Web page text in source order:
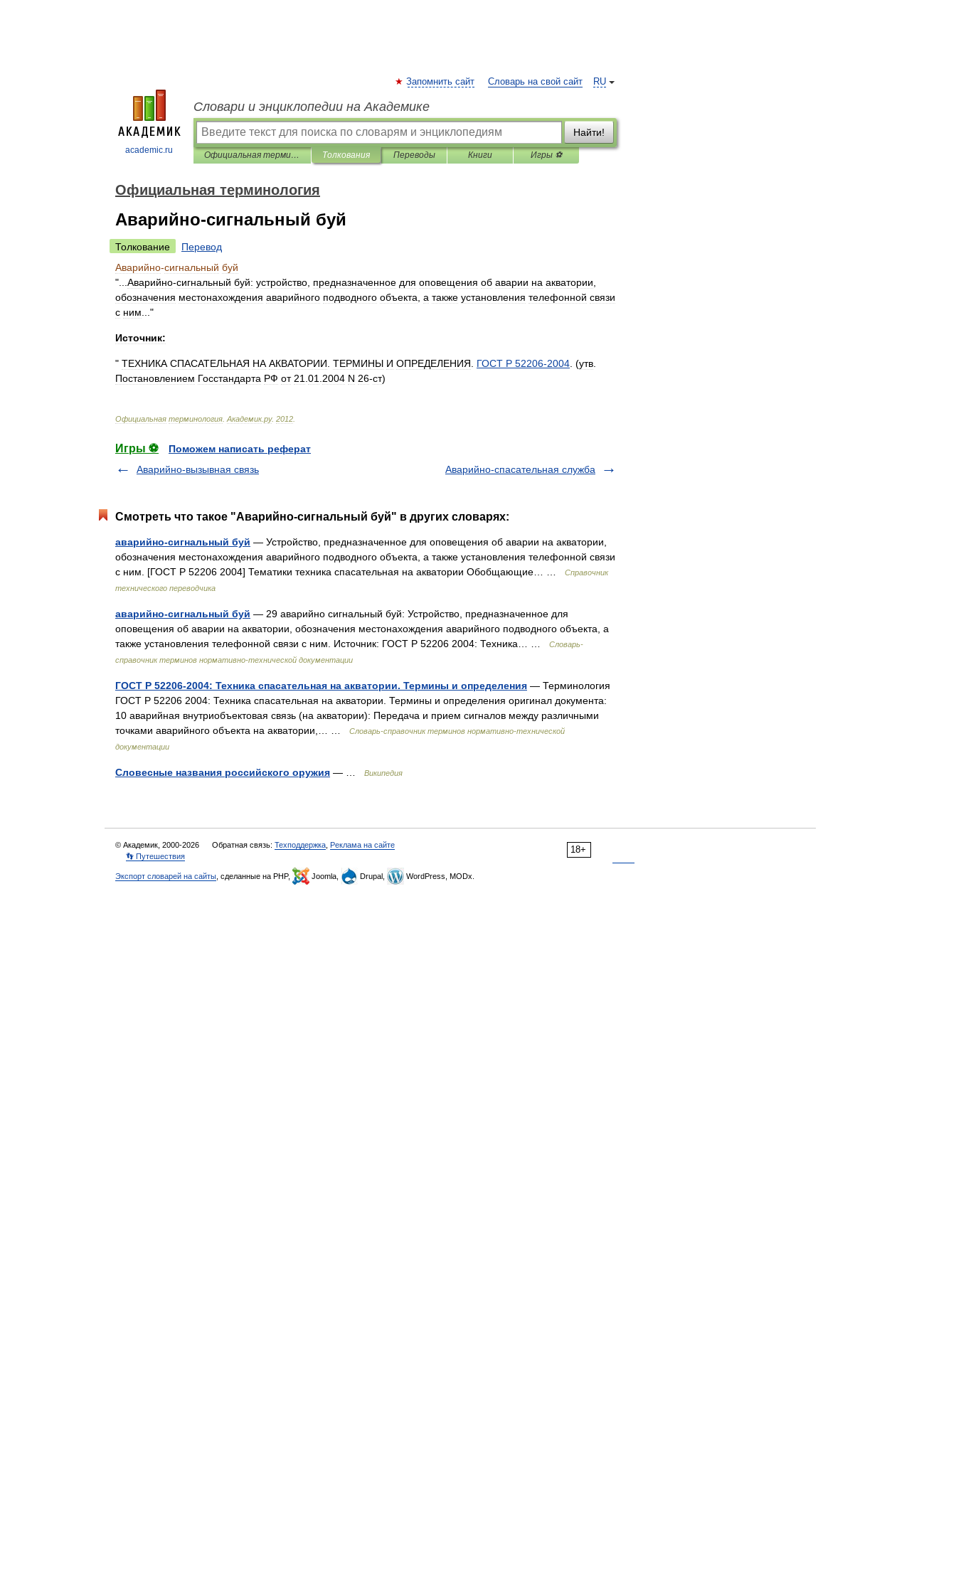
academic.ru
RU
Запомнить сайт Словарь на свой сайт
Словари и энциклопедии на Академике
Найти!
Официальная терминология Толкования Переводы Книги Игры ⚽
Официальная терминология
Аварийно-сигнальный буй
Толкование
Перевод
Аварийно-сигнальный буй
"... Аварийно-сигнальный буй: устройство предназначенное для оповещения об аварии на акватории
обозначения местонахождения аварийного подводного объекта а также установления телефонной связи
с ним ..."
Источник:
" ТЕХНИКА СПАСАТЕЛЬНАЯ НА АКВАТОРИИ ТЕРМИНЫ И ОПРЕДЕЛЕНИЯ ГОСТ Р 52206-2004 . (утв
Постановлением Госстандарта РФ от 21 01 2004 N 26-ст)
Официальная терминология Академик.ру. 2012
Игры ⚽
Поможем написать реферат
Аварийно-вызывная связь
Аварийно-спасательная служба
Смотреть что такое "Аварийно-сигнальный буй" в других словарях:
аварийно-сигнальный буй — Устройство, предназначенное для оповещения об аварии на акватории,
обозначения местонахождения аварийного подводного объекта, а также установления телефонной связи
с ним. [ГОСТ Р 52206 2004] Тематики техника спасательная на акватории Обобщающие… …
Справочник
технического переводчика
аварийно-сигнальный буй — 29 аварийно сигнальный буй: Устройство, предназначенное для
оповещения об аварии на акватории, обозначения местонахождения аварийного подводного объекта, а
также установления телефонной связи с ним. Источник: ГОСТ Р 52206 2004: Техника… …
Словарь-
справочник терминов нормативно-технической документации
ГОСТ Р 52206-2004: Техника спасательная на акватории. Термины и определения — Терминология
ГОСТ Р 52206 2004: Техника спасательная на акватории. Термины и определения оригинал документа:
10 аварийная внутриобъектовая связь (на акватории): Передача и прием сигналов между различными
точками аварийного объекта на акватории,… …
Словарь-справочник терминов нормативно-технической
документации
Словесные названия российского оружия — … Википедия
18+
© Академик, 2000-2026 Обратная связь: Техподдержка Реклама на сайте
👣 Путешествия
Экспорт словарей на сайты , сделанные на PHP, Joomla, Drupal, WordPress, MODx.